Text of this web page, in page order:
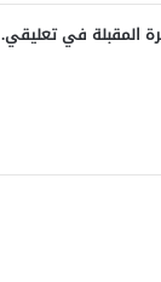
المقبلة في تعليقي.